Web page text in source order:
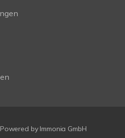
Powered by Immonia GmbH